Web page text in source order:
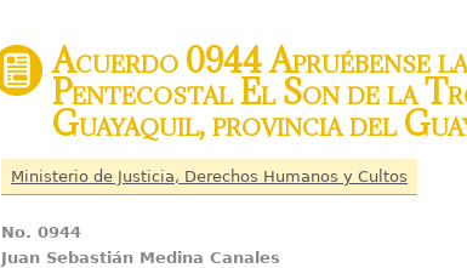
Acuerdo 0944 Apruébense
Pentecostal El Son de la
Guayaquil, provincia del
Ministerio de Justicia, Derechos Humanos y Cultos
No. 0944
Juan Sebastián Medina Canales